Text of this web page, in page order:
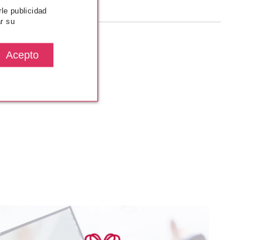
publicidad
su